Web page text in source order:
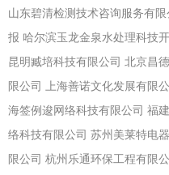
山东碧清检测技术咨询服务有限
报 哈尔滨玉龙金泉水处理科技
昆明臧培科技有限公司 北京昌
限公司
上海善诺文化发展有限
海签例逡网络科技有限公司 福
络科技有限公司 苏州美莱特电
限公司 杭州乐通环保工程有限